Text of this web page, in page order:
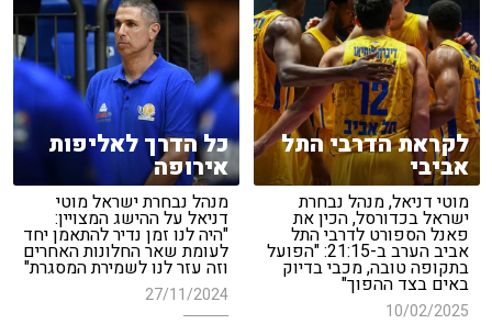
לקראת הדרבי התל
אביבי
מוטי דניאל, מנהל נבחרת
ישראל בכדורסל, הכין את
פאנל הספורט לדרבי התל
אביב הערב ב-21:15: "הפועל
בתקופה טובה, מכבי בדיוק
באים בצד ההפוך"
10/02/2025
כל הדרך לאליפות
אירופה
מנהל נבחרת ישראל מוטי
דניאל על ההישג המצויין:
"היה לנו זמן נדיר להתאמן יחד
לעומת שאר החלונות האחרים
וזה עזר לנו לשמירת המסגרת"
27/11/2024